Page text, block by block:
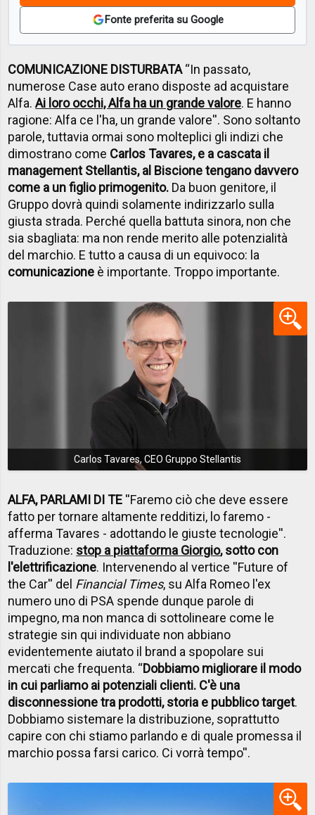
Fonte preferita su Google
COMUNICAZIONE DISTURBATA“In passato,
numerose Case auto erano disposte ad acquistare
Alfa.Ai loro occhi, Alfa ha un grande valore. E hanno
ragione: Alfa ce l'ha, un grande valore''. Sono soltanto
parole, tuttavia ormai sono molteplici gli indizi che
dimostrano come Carlos Tavares, e a cascata il
management Stellantis, al Biscione tengano davvero
come a un figlio primogenito. Da buon genitore, il
Gruppo dovrà quindi solamente indirizzarlo sulla
giusta strada. Perché quella battuta sinora, non che
sia sbagliata: ma non rende merito alle potenzialità
del marchio. E tutto a causa di un equivoco: la
comunicazione è importante. Troppo importante.
Carlos Tavares, CEO Gruppo Stellantis
ALFA, PARLAMI DI TE ''Faremo ciò che deve essere
fatto per tornare altamente redditizi, lo faremo -
afferma Tavares - adottando le giuste tecnologie''.
Traduzione: stop a piattaforma Giorgio, sotto con
l'elettrificazione. Intervenendo al vertice ''Future of
the Car'' del Financial Times, su Alfa Romeo l'ex
numero uno di PSA spende dunque parole di
impegno, ma non manca di sottolineare come le
strategie sin qui individuate non abbiano
evidentemente aiutato il brand a spopolare sui
mercati che frequenta. “Dobbiamo migliorare il modo
in cui parliamo ai potenziali clienti. C'è una
disconnessione tra prodotti, storia e pubblico target.
Dobbiamo sistemare la distribuzione, soprattutto
capire con chi stiamo parlando e di quale promessa il
marchio possa farsi carico. Ci vorrà tempo''.